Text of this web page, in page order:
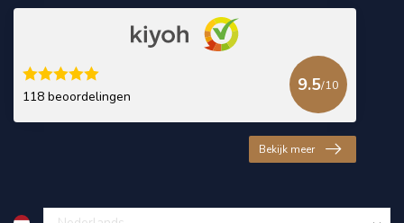
118 beoordelingen
9.5/10
Bekijk meer